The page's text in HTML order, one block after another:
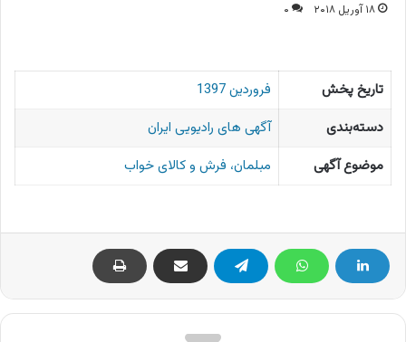
۱۸ آوریل ۲۰۱۸ ۰
تاریخ پخش
فروردین 1397
دسته‌بندی
آگهی های رادیویی ایران
موضوع آگهی
مبلمان، فرش و کالای خواب